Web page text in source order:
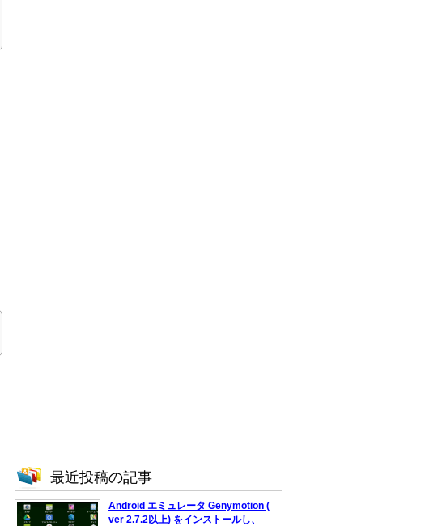
最近投稿の記事
Android エミュレータ Genymotion (
ver 2.7.2以上) をインストールし、